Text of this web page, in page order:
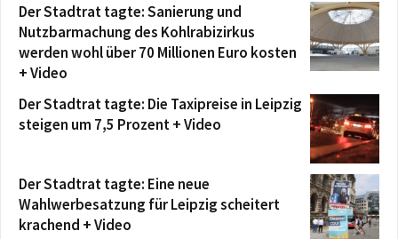
Der Stadtrat tagte: Sanierung und
Nutzbarmachung des Kohlrabizirkus
werden wohl über 70 Millionen Euro kosten
+ Video
Der Stadtrat tagte: Die Taxipreise in Leipzig
steigen um 7,5 Prozent + Video
Der Stadtrat tagte: Eine neue
Wahlwerbesatzung für Leipzig scheitert
krachend + Video